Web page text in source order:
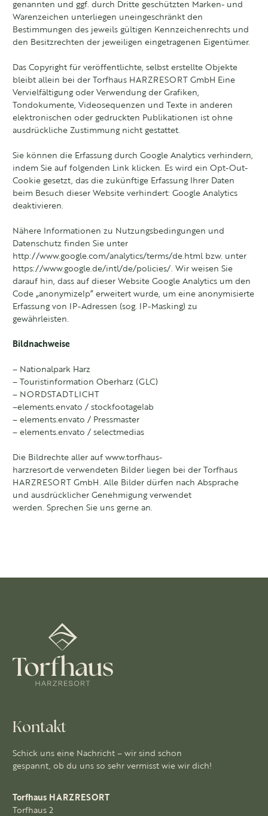
genannten und ggf. durch Dritte geschützten Marken- und
Warenzeichen unterliegen uneingeschränkt den
Bestimmungen des jeweils gültigen Kennzeichenrechts und
den Besitzrechten der jeweiligen eingetragenen Eigentümer.
Das Copyright für veröffentlichte, selbst erstellte Objekte
bleibt allein bei der Torfhaus HARZRESORT GmbH Eine
Vervielfältigung oder Verwendung der Grafiken,
Tondokumente, Videosequenzen und Texte in anderen
elektronischen oder gedruckten Publikationen ist ohne
ausdrückliche Zustimmung nicht gestattet.
Sie können die Erfassung durch Google Analytics verhindern,
indem Sie auf folgenden Link klicken. Es wird ein Opt-Out-
Cookie gesetzt, das die zukünftige Erfassung Ihrer Daten
beim Besuch dieser Website verhindert: Google Analytics
deaktivieren.
Nähere Informationen zu Nutzungsbedingungen und
Datenschutz finden Sie unter
http://www.google.com/analytics/terms/de.html bzw. unter
https://www.google.de/intl/de/policies/. Wir weisen Sie
darauf hin, dass auf dieser Website Google Analytics um den
Code „anonymizeIp“ erweitert wurde, um eine anonymisierte
Erfassung von IP-Adressen (sog. IP-Masking) zu
gewährleisten.
Bildnachweise
– Nationalpark Harz
– Touristinformation Oberharz (GLC)
– NORDSTADTLICHT
–elements.envato / stockfootagelab
– elements.envato / Pressmaster
– elements.envato / selectmedias
Die Bildrechte aller auf www.torfhaus-
harzresort.de verwendeten Bilder liegen bei der Torfhaus
HARZRESORT GmbH. Alle Bilder dürfen nach Absprache
und ausdrücklicher Genehmigung verwendet
werden. Sprechen Sie uns gerne an.
Kontakt
Schick uns eine Nachricht – wir sind schon
gespannt, ob du uns so sehr vermisst wie wir dich!
Torfhaus HARZRESORT
Torfhaus 2